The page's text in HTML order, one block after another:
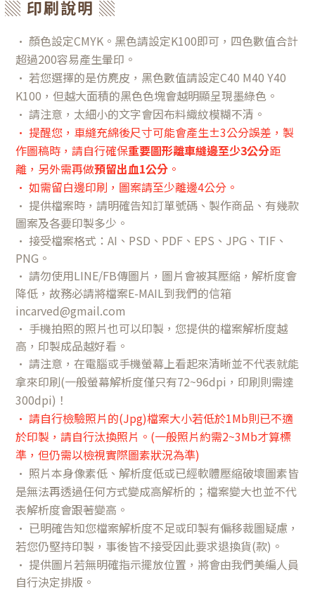
▒ 印刷說明 ▒
• 顏色設定CMYK。黑色請設定K100即可，四色數值合計
超過200容易產生暈印。
• 若您選擇的是仿麂皮，黑色數值請設定C40 M40 Y40
K100，但越大面積的黑色色塊會越明顯呈現墨綠色。
• 請注意，太細小的文字會因布料織紋模糊不清。
• 提醒您， 車縫充綿後尺寸可能會產生±3公分誤差， 製
作圖稿時，請自行確保重要圖形離車縫邊至少3公分距
離，另外需再做預留出血1公分 。
• 如需留白邊印刷，圖案請至少離邊4公分。
• 提供檔案時，請明確告知訂單號碼、製作商品、有幾款
圖案及各要印製多少。
• 接受檔案格式：AI、PSD、PDF、EPS、JPG、TIF、
PNG。
• 請勿使用LINE/FB傳圖片，圖片會被其壓縮，解析度會
降低，故務必請將檔案E-MAIL到我們的信箱
incarved@gmail.com
• 手機拍照的照片也可以印製，您提供的檔案解析度越
高，印製成品越好看。
• 請注意，在電腦或手機螢幕上看起來清晰並不代表就能
拿來印刷(一般螢幕解析度僅只有72~96dpi，印刷則需達
300dpi)！
• 請自行檢驗照片的(Jpg)檔案大小若低於1Mb則已不適
於印製，請自行汰換照片。(一般照片約需2~3Mb才算標
準，但仍需以檢視實際圖素狀況為準)
• 照片本身像素低、解析度低或已經軟體壓縮破壞圖素皆
是無法再透過任何方式變成高解析的；檔案變大也並不代
表解析度會跟著變高。
• 已明確告知您檔案解析度不足或印製有偏移裁圖疑慮，
若您仍堅持印製，事後皆不接受因此要求退換貨(款)。
• 提供圖片若無明確指示擺放位置，將會由我們美編人員
自行決定排版。